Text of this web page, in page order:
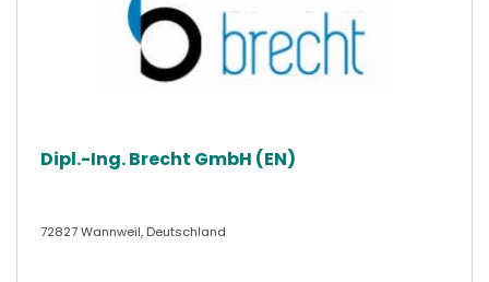
Dipl.-Ing. Brecht GmbH (EN)
72827 Wannweil, Deutschland